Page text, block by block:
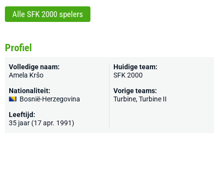
Alle SFK 2000 spelers
Profiel
Volledige naam:
Amela Kršo
Nationaliteit:
Bosnië-Herzegovina
Leeftijd:
35 jaar (17 apr. 1991)
Huidige team:
SFK 2000
Vorige teams:
Turbine, Turbine II